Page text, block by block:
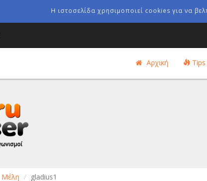
Η ιστοσελίδα χρησιμοποιεί cookies για να
Αρχική Tips
Μέλη gladius1